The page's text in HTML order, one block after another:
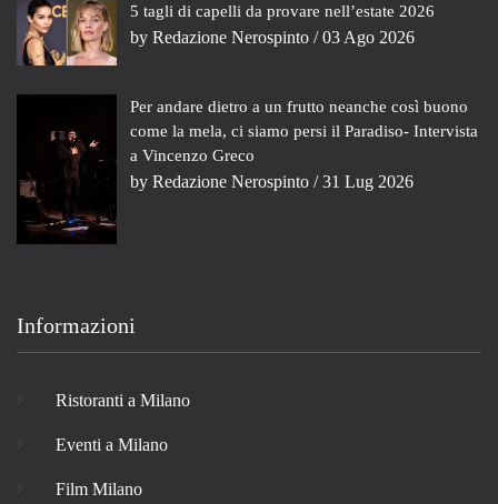
5 tagli di capelli da provare nell’estate 2026
by Redazione Nerospinto / 03 Ago 2026
Per andare dietro a un frutto neanche così buono
come la mela, ci siamo persi il Paradiso- Intervista
a Vincenzo Greco
by Redazione Nerospinto / 31 Lug 2026
Informazioni
Ristoranti a Milano
Eventi a Milano
Film Milano